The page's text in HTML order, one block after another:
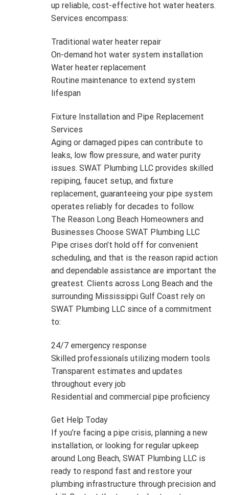
up reliable, cost-effective hot water heaters.
Services encompass:
Traditional water heater repair
On-demand hot water system installation
Water heater replacement
Routine maintenance to extend system
lifespan
Fixture Installation and Pipe Replacement
Services
Aging or damaged pipes can contribute to
leaks, low flow pressure, and water purity
issues. SWAT Plumbing LLC provides skilled
repiping, faucet setup, and fixture
replacement, guaranteeing your pipe system
operates reliably for decades to follow.
The Reason Long Beach Homeowners and
Businesses Choose SWAT Plumbing LLC
Pipe crises don’t hold off for convenient
scheduling, and that is the reason rapid action
and dependable assistance are important the
greatest. Clients across Long Beach and the
surrounding Mississippi Gulf Coast rely on
SWAT Plumbing LLC since of a commitment
to:
24/7 emergency response
Skilled professionals utilizing modern tools
Transparent estimates and updates
throughout every job
Residential and commercial pipe proficiency
Get Help Today
If you’re facing a pipe crisis, planning a new
installation, or looking for regular upkeep
around Long Beach, SWAT Plumbing LLC is
ready to respond fast and restore your
plumbing infrastructure through precision and